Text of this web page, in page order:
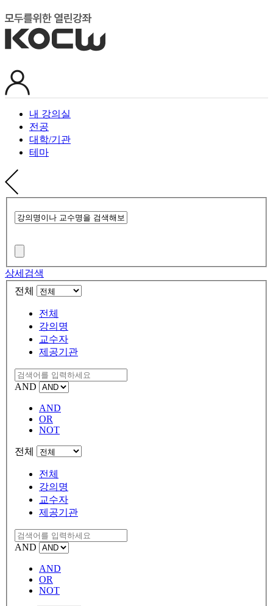
내 강의실
전공
대학/기관
테마
상세검색
전체
전체
강의명
교수자
제공기관
AND
AND
OR
NOT
전체
전체
강의명
교수자
제공기관
AND
AND
OR
NOT